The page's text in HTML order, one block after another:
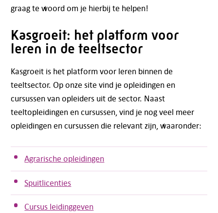
graag te woord om je hierbij te helpen!
Kasgroeit: het platform voor
leren in de teeltsector
Kasgroeit is het platform voor leren binnen de
teeltsector. Op onze site vind je opleidingen en
cursussen van opleiders uit de sector. Naast
teeltopleidingen en cursussen, vind je nog veel meer
opleidingen en cursussen die relevant zijn, waaronder:
Agrarische opleidingen
Spuitlicenties
Cursus leidinggeven